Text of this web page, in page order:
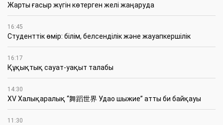
Жарты ғасыр жүгін көтерген желі жаңаруда
16:45
Студенттік өмір: білім, белсенділік және жауапкершілік
16:17
Құқықтық сауат-уақыт талабы
14:30
XV Халықаралық “舞蹈世界 Удао шыжие” атты би байқауы
11:30